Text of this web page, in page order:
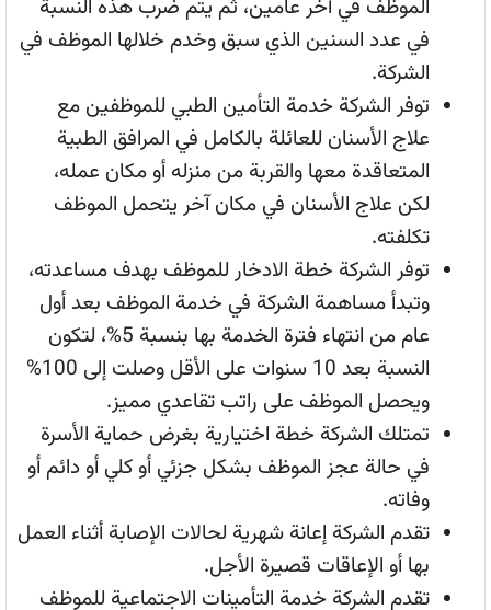
الموظف في آخر عامين، ثم يتم ضرب هذه النسبة
في عدد السنين الذي سبق وخدم خلالها الموظف في
الشركة.
توفر الشركة خدمة التأمين الطبي للموظفين مع
علاج الأسنان للعائلة بالكامل في المرافق الطبية
المتعاقدة معها والقربة من منزله أو مكان عمله،
لكن علاج الأسنان في مكان آخر يتحمل الموظف
تكلفته.
توفر الشركة خطة الادخار للموظف بهدف مساعدته،
وتبدأ مساهمة الشركة في خدمة الموظف بعد أول
عام من انتهاء فترة الخدمة بها بنسبة 5%، لتكون
النسبة بعد 10 سنوات على الأقل وصلت إلى 100%
ويحصل الموظف على راتب تقاعدي مميز.
تمتلك الشركة خطة اختيارية بغرض حماية الأسرة
في حالة عجز الموظف بشكل جزئي أو كلي أو دائم أو
وفاته.
تقدم الشركة إعانة شهرية لحالات الإصابة أثناء العمل
بها أو الإعاقات قصيرة الأجل.
تقدم الشركة خدمة التأمينات الاجتماعية للموظف